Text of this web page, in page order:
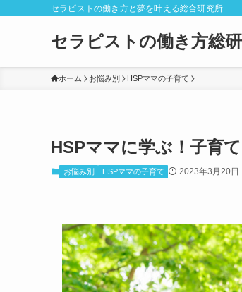
セラピストの働き方と夢を叶える総合研究所
セラピストの働き方総研
ホーム お悩み別 HSPママの子育て
HSPママに学ぶ！子育
お悩み別 HSPママの子育て 2023年3月20日